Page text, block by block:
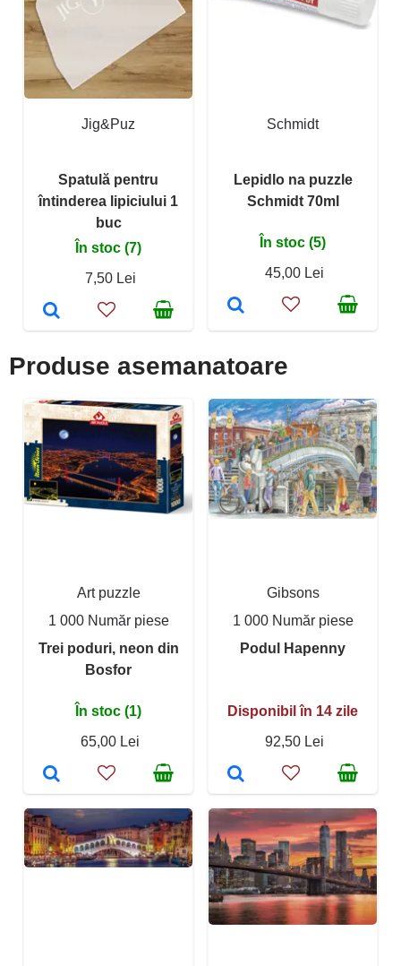
Jig&Puz
Spatulă pentru
întinderea lipiciului 1
buc
În stoc (7)
7,50 Lei
Schmidt
Lepidlo na puzzle
Schmidt 70ml
În stoc (5)
45,00 Lei
Produse asemanatoare
Art puzzle
1 000 Număr piese
Trei poduri, neon din
Bosfor
În stoc (1)
65,00 Lei
Gibsons
1 000 Număr piese
Podul Hapenny
Disponibil în 14 zile
92,50 Lei